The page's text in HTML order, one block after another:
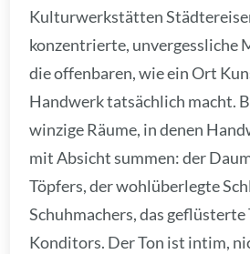
Kulturwerkstätten
konzentrierte, unvergessliche
die offenbaren, wie ein Ort
Handwerk tatsächlich macht.
winzige Räume, in denen
mit Absicht summen: der
Töpfers, der wohlüberlegte
Schuhmachers, das
Konditors. Der Ton ist intim,